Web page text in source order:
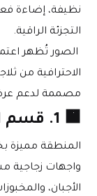
التجزئة الراقية.
مصممة لدعم عرض
🟧 1. قسم الديلِي Deli
الأجبان،